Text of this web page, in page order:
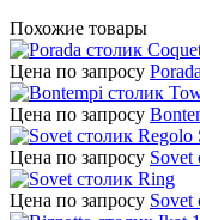
Похожие товары
Цена по запросу
Цена по запросу
Цена по запросу Sovet
Цена по запросу Sovet